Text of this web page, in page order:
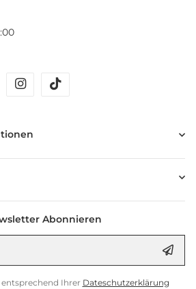
instagram
Abonnieren
Ihrer Dateschutzerklärung